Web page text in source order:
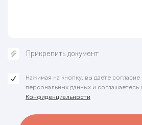
Нажимая на кнопку, вы даете
персональных данных и соглашаетесь
Конфиденциальности
Прикрепить документ